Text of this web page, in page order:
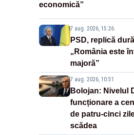
economică”
7 aug. 2026, 15:26
PSD, replică
„România este
majoră”
7 aug. 2026, 10:51
Bolojan: Nivelul
funcționare a
de patru-cinci
scădea